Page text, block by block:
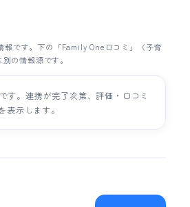
報です。下の「Family One口コミ」（子育
の情報源です。
す。連携が完了次第、評価・口コミ
表示します。